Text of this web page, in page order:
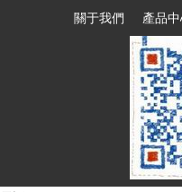
關于我們
產品